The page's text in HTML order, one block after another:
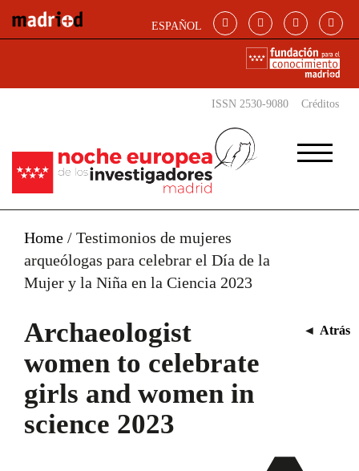
ESPAÑOL
ISSN 2530-9080 Créditos
Home / Testimonios de mujeres
arqueólogas para celebrar el Día de la
Mujer y la Niña en la Ciencia 2023
Archaeologist
women to celebrate
girls and women in
science 2023
◄ Atrás